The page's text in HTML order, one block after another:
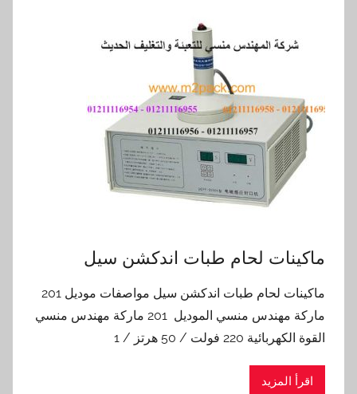
ماكينات لحام طبات اندكشن سيل
ماكينات لحام طبات اندكشن سيل مواصفات موديل 201
ماركة مهندس منسي الموديل 201 ماركة مهندس منسي
القوة الكهربائية 220 فولت / 50 هرتز / 1
اقرأ المزيد